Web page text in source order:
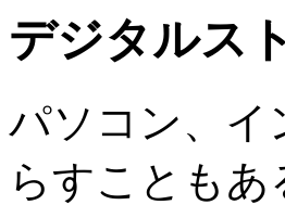
デジタルス
パソコン、イ
らすこともあ